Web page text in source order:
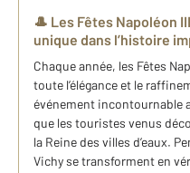
🎩 Les Fêtes Napoléon
unique dans l’histoire
Chaque année, les Fêtes
toute l’élégance et le
événement incontournable
que les touristes venus
la Reine des villes d’eaux.
Vichy se transforment en